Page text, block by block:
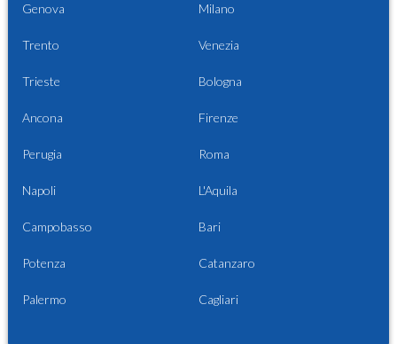
Genova Milano
Trento Venezia
Trieste Bologna
Ancona Firenze
Perugia Roma
Napoli L'Aquila
Campobasso Bari
Potenza Catanzaro
Palermo Cagliari